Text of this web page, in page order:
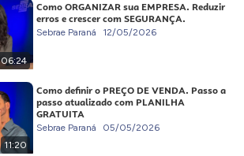
06:24
Como ORGANIZAR sua EMPRESA. Reduzir
erros e crescer com SEGURANÇA.
Sebrae Paraná 12/05/2026
11:20
Como definir o PREÇO DE VENDA. Passo a
passo atualizado com PLANILHA
GRATUITA
Sebrae Paraná 05/05/2026